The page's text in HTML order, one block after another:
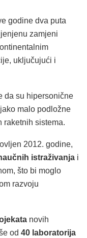
godine dva puta
zamjeni
uključujući i
da su hipersonične
malo podložne
raketnih sistema.
2012. godine,
istraživanja i
što bi moglo
razvoju
novih
od 40 laboratorija